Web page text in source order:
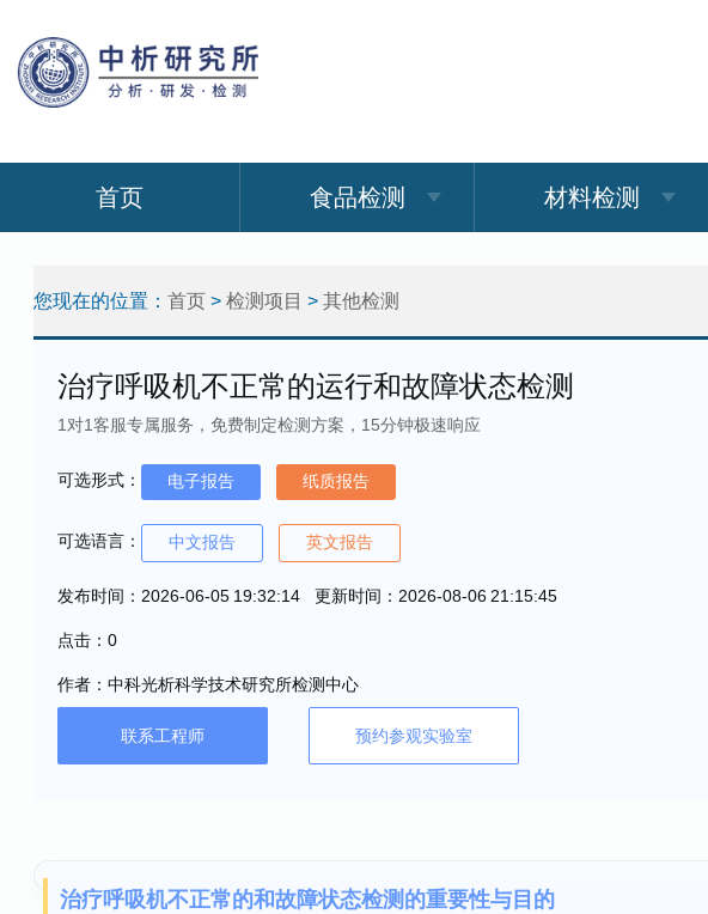
首页 食品检测 材料检测
您现在的位置： 首页 > 检测项目 > 其他检测
治疗呼吸机不正常的运行和故障状态检测
1对1客服专属服务，免费制定检测方案，15分钟极速响应
可选形式： 电子报告 纸质报告
可选语言： 中文报告 英文报告
发布时间：2026-06-05 19:32:14 更新时间：2026-08-06 21:15:45
点击：0
作者：中科光析科学技术研究所检测中心
联系工程师 预约参观实验室
治疗呼吸机不正常的和故障状态检测的重要性与目的